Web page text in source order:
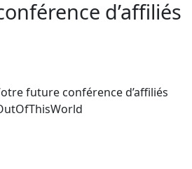
d’affiliés
future conférence d’affiliés